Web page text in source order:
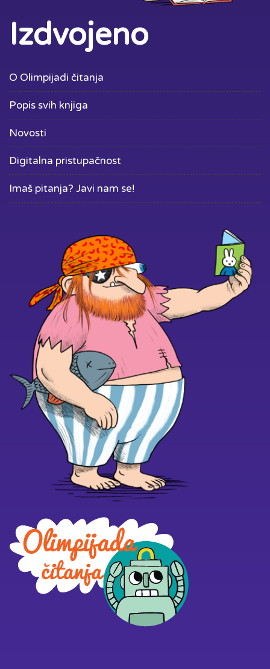
Izdvojeno
O Olimpijadi čitanja
Popis svih knjiga
Novosti
Digitalna pristupačnost
Imaš pitanja? Javi nam se!